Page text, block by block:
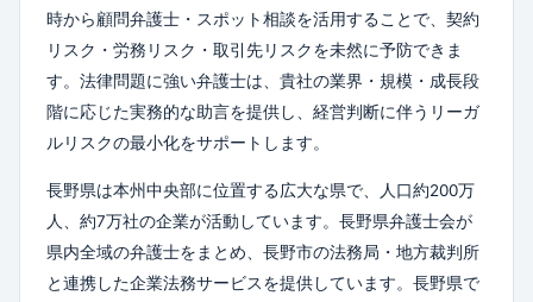
時から顧問弁護士・スポット相談を活用することで、契約
リスク・労務リスク・取引先リスクを未然に予防できま
す。法律問題に強い弁護士は、貴社の業界・規模・成長段
階に応じた実務的な助言を提供し、経営判断に伴うリーガ
ルリスクの最小化をサポートします。
長野県は本州中央部に位置する広大な県で、人口約200万
人、約7万社の企業が活動しています。長野県弁護士会が
県内全域の弁護士をまとめ、長野市の法務局・地方裁判所
と連携した企業法務サービスを提供しています。長野県で